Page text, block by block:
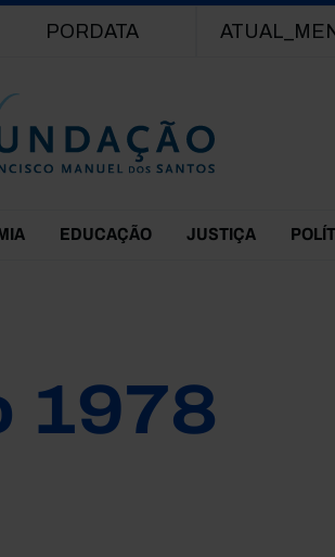
PORDATA
EDUCAÇÃO JUSTIÇA
1978